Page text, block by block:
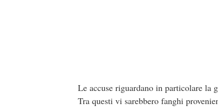
Le accuse riguardano in particolare
Tra questi vi sarebbero fanghi